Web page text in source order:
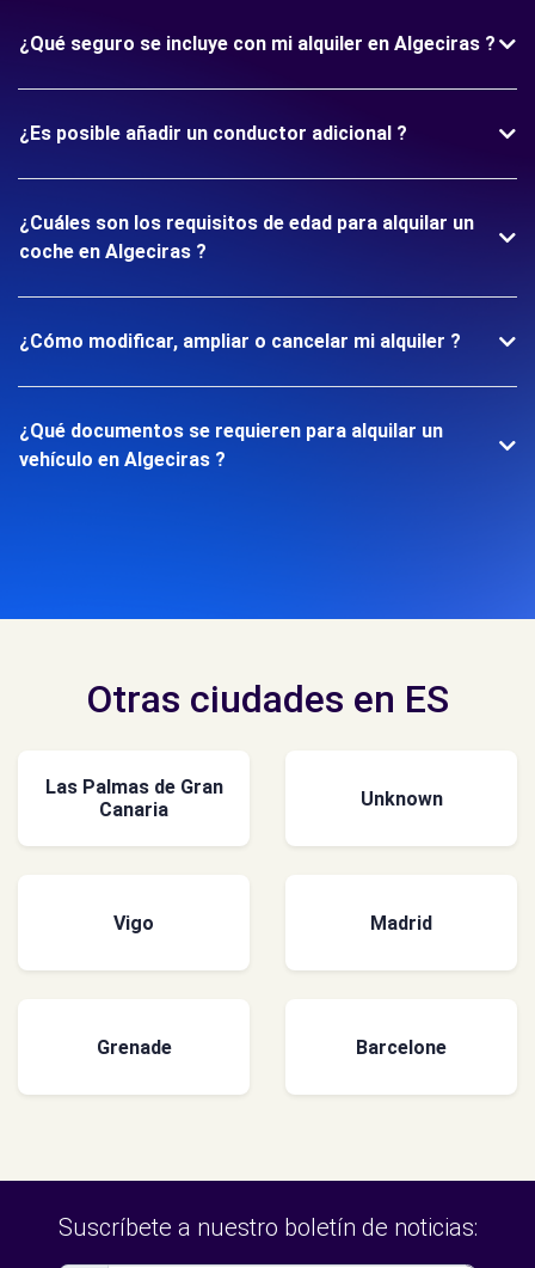
¿Qué seguro se incluye con mi alquiler en Algeciras ?
¿Es posible añadir un conductor adicional ?
¿Cuáles son los requisitos de edad para alquilar un
coche en Algeciras ?
¿Cómo modificar, ampliar o cancelar mi alquiler ?
¿Qué documentos se requieren para alquilar un
vehículo en Algeciras ?
Otras ciudades en ES
Las Palmas de Gran
Canaria
Unknown
Vigo Madrid
Grenade Barcelone
Suscríbete a nuestro boletín de noticias: